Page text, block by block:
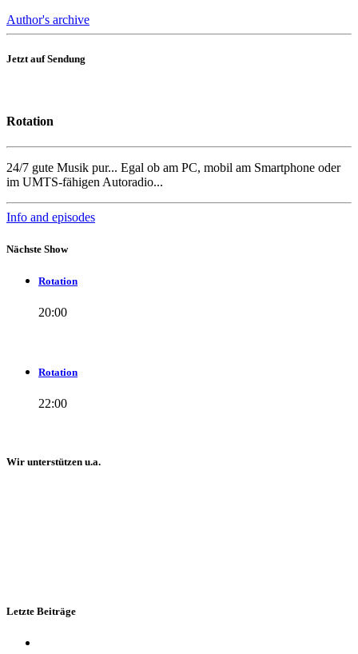
Author's archive
Jetzt auf Sendung
Rotation
24/7 gute Musik pur... Egal ob am PC, mobil am Smartphone oder
im UMTS-fähigen Autoradio...
Info and episodes
Nächste Show
Rotation
20:00
Rotation
22:00
Wir unterstützen u.a.
Letzte Beiträge